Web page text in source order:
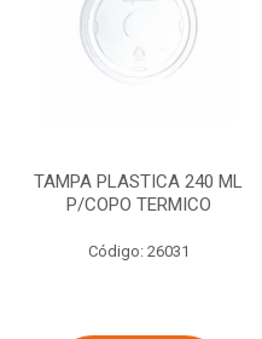
TAMPA PLASTICA 240 ML
P/COPO TERMICO
Código: 26031